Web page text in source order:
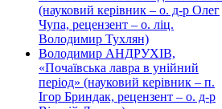
(науковий керівник – о. д-р Олег
Чупа, рецензент – о. ліц.
Володимир Тухлян)
Володимир АНДРУХІВ,
«Почаївська лавра в унійний
період» (науковий керівник – п.
Ігор Бриндак, рецензент – о. д-р